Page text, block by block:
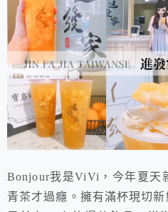
Bonjour我是ViVi，今年夏天
青茶才過癮。擁有滿杯現切